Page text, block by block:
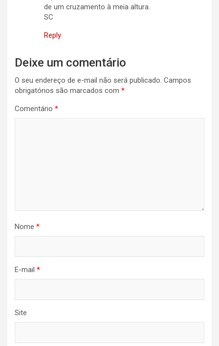
de um cruzamento à meia altura.
SC
Reply
Deixe um comentário
O seu endereço de e-mail não será publicado. Campos
obrigatórios são marcados com *
Comentário *
Nome *
E-mail *
Site